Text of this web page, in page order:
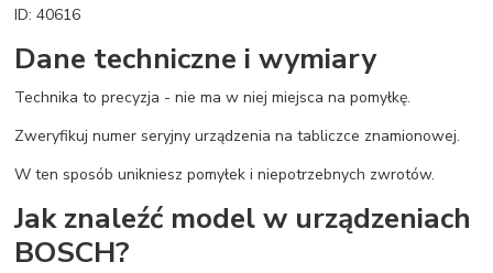
ID: 40616
Dane techniczne i wymiary
Technika to precyzja - nie ma w niej miejsca na pomyłkę.
Zweryfikuj numer seryjny urządzenia na tabliczce znamionowej.
W ten sposób unikniesz pomyłek i niepotrzebnych zwrotów.
Jak znaleźć model w urządzeniach
BOSCH?